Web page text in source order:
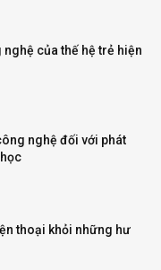
của thế hệ trẻ hiện
nghệ đối với phát
thoại khỏi những hư